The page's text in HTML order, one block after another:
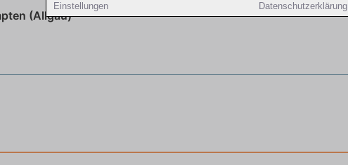
Einstellungen Datenschutzerklärung
(Allgäu)